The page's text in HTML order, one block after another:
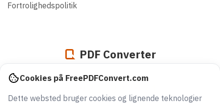
Fortrolighedspolitik
PDF Converter
filer konverteret siden 2005
Cookies på FreePDFConvert.com
Dette websted bruger cookies og lignende teknologier